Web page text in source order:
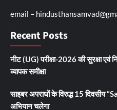
email –
Recent Posts
नीट (UG) परीक्षा-2026 की सुरक्षा एवं
व्यापक समीक्षा
साइबर अपराधों के विरुद्ध 15 दिवसीय
अभियान चलेगा